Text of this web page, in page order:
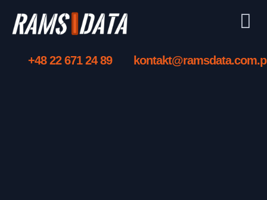
+48 22 671 24 89